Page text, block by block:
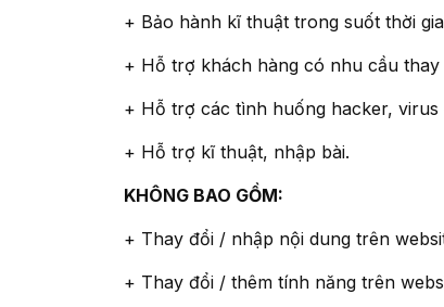
+ Bảo hành kĩ thuật trong suốt thời
+ Hỗ trợ khách hàng có nhu cầu thay
+ Hỗ trợ các tình huống hacker, virus
+ Hỗ trợ kĩ thuật, nhập bài.
KHÔNG BAO GỒM:
+ Thay đổi / nhập nội dung trên
+ Thay đổi / thêm tính năng trên